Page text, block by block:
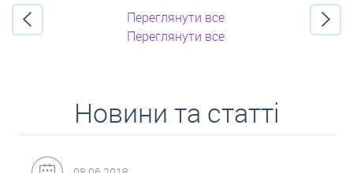
Переглянути все
Переглянути все
Новини та статті